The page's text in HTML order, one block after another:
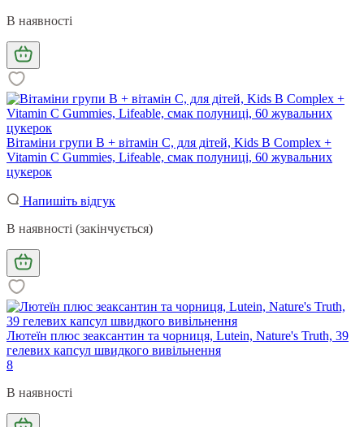
В наявності
Вітаміни групи В + вітамін С, для дітей, Kids B Complex +
Vitamin C Gummies, Lifeable, смак полуниці, 60 жувальних
цукерок
Напишіть відгук
В наявності (закінчується)
Лютеїн плюс зеаксантин та чорниця, Lutein, Nature's Truth, 39
гелевих капсул швидкого вивільнення
8
В наявності